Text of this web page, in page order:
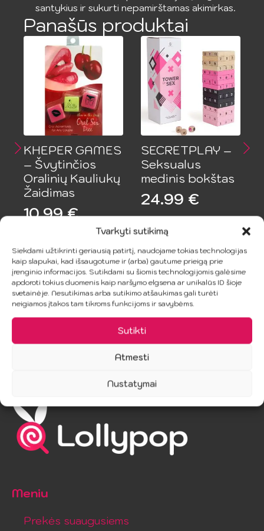
Tvarkyti sutikimą
Siekdami užtikrinti geriausią patirtį, naudojame tokias technologijas
kaip slapukai, kad išsaugotume ir (arba) gautume prieigą prie
įrenginio informacijos. Sutikdami su šiomis technologijomis galėsime
apdoroti tokius duomenis kaip naršymo elgsena ar unikalūs ID šioje
svetainėje. Nesutikimas arba sutikimo atšaukimas gali turėti
neigiamos įtakos tam tikroms funkcijoms ir savybėms.
Sutikti
Atmesti
Nustatymai
santykius ir sukurti nepamirštamas akimirkas.
Panašūs produktai
KHEPER GAMES
– Švytinčios
Oralinių Kauliukų
Žaidimas
10.99€
SECRETPLAY –
Seksualus
medinis bokštas
24.99 €
Meniu
Prekės suaugusiems